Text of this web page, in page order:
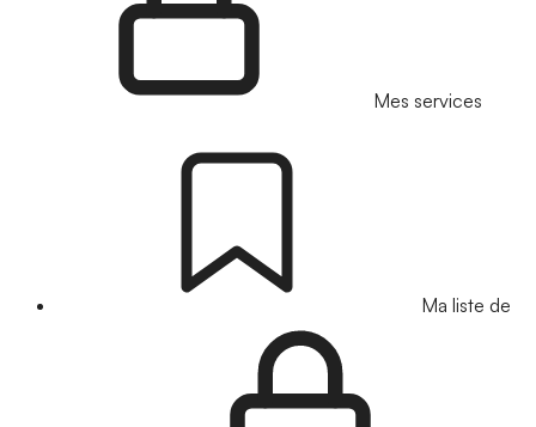
Mes services
Ma liste de